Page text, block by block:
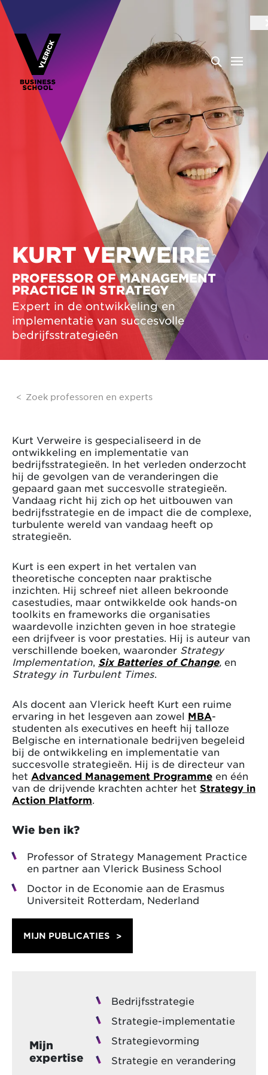
KURT VERWEIRE
PROFESSOR OF MANAGEMENT
PRACTICE IN STRATEGY
Expert in de ontwikkeling en
implementatie van succesvolle
bedrijfsstrategieën
Zoek professoren en experts
Kurt Verweire is gespecialiseerd in de
ontwikkeling en implementatie van
bedrijfsstrategieën. In het verleden onderzocht
hij de gevolgen van de veranderingen die
gepaard gaan met succesvolle strategieën.
Vandaag richt hij zich op het uitbouwen van
bedrijfsstrategie en de impact die de complexe,
turbulente wereld van vandaag heeft op
strategieën.
Kurt is een expert in het vertalen van
theoretische concepten naar praktische
inzichten. Hij schreef niet alleen bekroonde
casestudies, maar ontwikkelde ook hands-on
toolkits en frameworks die organisaties
waardevolle inzichten geven in hoe strategie
een drijfveer is voor prestaties. Hij is auteur van
verschillende boeken, waaronder Strategy
Implementation Six Batteries of Change, en
Strategy in Turbulent Times
Als docent aan Vlerick heeft Kurt een ruime
ervaring in het lesgeven aan zowel MBA-
studenten als executives en heeft hij talloze
Belgische en internationale bedrijven begeleid
bij de ontwikkeling en implementatie van
succesvolle strategieën. Hij is de directeur van
het Advanced Management Programme en één
van de drijvende krachten achter het Strategy in
Action Platform
Wie ben ik?
Professor of Strategy Management Practice
en partner aan Vlerick Business School
Doctor in de Economie aan de Erasmus
Universiteit Rotterdam, Nederland
MIJN PUBLICATIES
Mijn
expertise
Bedrijfsstrategie
Strategie-implementatie
Strategievorming
Strategie en verandering